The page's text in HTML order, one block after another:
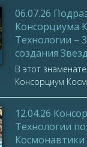
06.07.26
Консорциума
Технологии –
создания
В этот
Консорциум
12.04.26
Технологии
Космонавтики